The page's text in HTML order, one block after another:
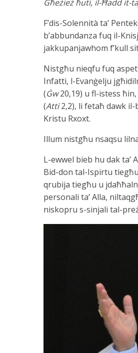
Għeżież ħuti, il-Ħadd it-
F’dis-Solennità ta’
b’abbundanza fuq il-
jakkupanjawhom f’kull
Nistgħu nieqfu fuq
Infatti, l-Evanġelju
(Ġw20,19) u fl-istess
(Atti2,2), li fetaħ dawk
Kristu Rxoxt.
Illum nistgħu nsaqsu
L-ewwel bieb hu dak ta’
Bid-don tal-Ispirtu
qrubija tiegħu u
personali ta’ Alla,
niskopru s-sinjali tal-